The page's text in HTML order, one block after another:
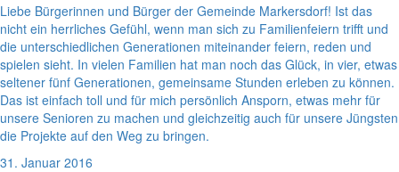
Liebe Bürgerinnen und Bürger der Gemeinde Markersdorf! Ist das
nicht ein herrliches Gefühl, wenn man sich zu Familienfeiern trifft und
die unterschiedlichen Generationen miteinander feiern, reden und
spielen sieht. In vielen Familien hat man noch das Glück, in vier, etwas
seltener fünf Generationen, gemeinsame Stunden erleben zu können.
Das ist einfach toll und für mich persönlich Ansporn, etwas mehr für
unsere Senioren zu machen und gleichzeitig auch für unsere Jüngsten
die Projekte auf den Weg zu bringen.
31. Januar 2016